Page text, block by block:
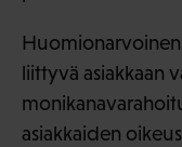
liittyvä asiakkaan
asiakkaiden